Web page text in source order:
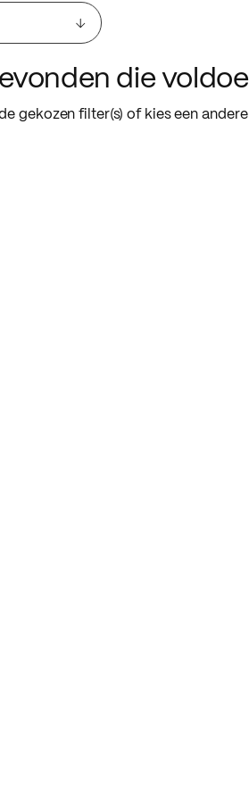
die
gekozen filter(s) of kies een